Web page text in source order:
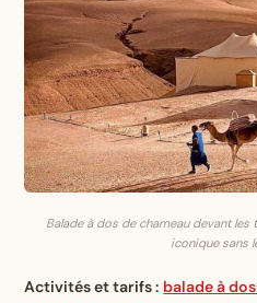
Balade à dos de chameau devant
iconique sans
Activités et tarifs : balade à